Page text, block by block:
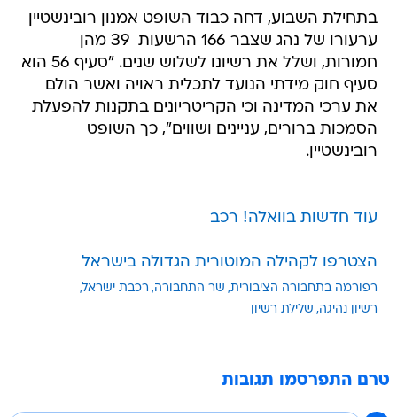
בתחילת השבוע, דחה כבוד השופט אמנון רובינשטיין
ערעורו של נהג שצבר 166 הרשעות  39 מהן
חמורות, ושלל את רשיונו לשלוש שנים. "סעיף 56 הוא
סעיף חוק מידתי הנועד לתכלית ראויה ואשר הולם
את ערכי המדינה וכי הקריטריונים בתקנות להפעלת
הסמכות ברורים, עניינים ושווים", כך השופט
רובינשטיין.
עוד חדשות בוואלה! רכב
הצטרפו לקהילה המוטורית הגדולה בישראל
רפורמה בתחבורה הציבורית שר התחבורה רכבת ישראל
רשיון נהיגה שלילת רשיון
טרם התפרסמו תגובות